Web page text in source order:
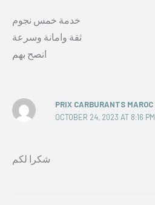
خدمة خمس نجوم
ثقة وامانة وسرعة
انصح بهم
PRIX CARBURANTS MAROC
OCTOBER 24, 2023 AT 8:16 PM
شكرا لكم